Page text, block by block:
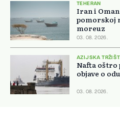
TEHERAN
Iran i
pomorskoj
moreuz
03. 08. 2026.
AZIJSKA
Nafta oštro
objave o
03. 08. 2026.